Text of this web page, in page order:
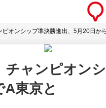
ピオンシップ準決勝進出、5月20日か
チャンピオン
A東京と